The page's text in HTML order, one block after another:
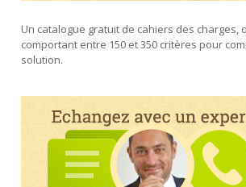
Un catalogue gratuit de cahiers des charges,
comportant entre 150 et 350 critères pour
solution.